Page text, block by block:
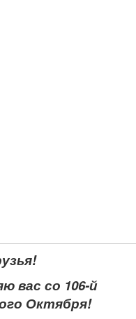
вас со 106-й
Октября!